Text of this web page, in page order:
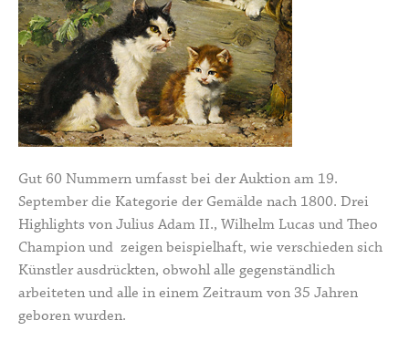
Gut 60 Nummern umfasst bei der Auktion am 19.
September die Kategorie der Gemälde nach 1800. Drei
Highlights von Julius Adam II., Wilhelm Lucas und Theo
Champion und zeigen beispielhaft, wie verschieden sich
Künstler ausdrückten, obwohl alle gegenständlich
arbeiteten und alle in einem Zeitraum von 35 Jahren
geboren wurden.